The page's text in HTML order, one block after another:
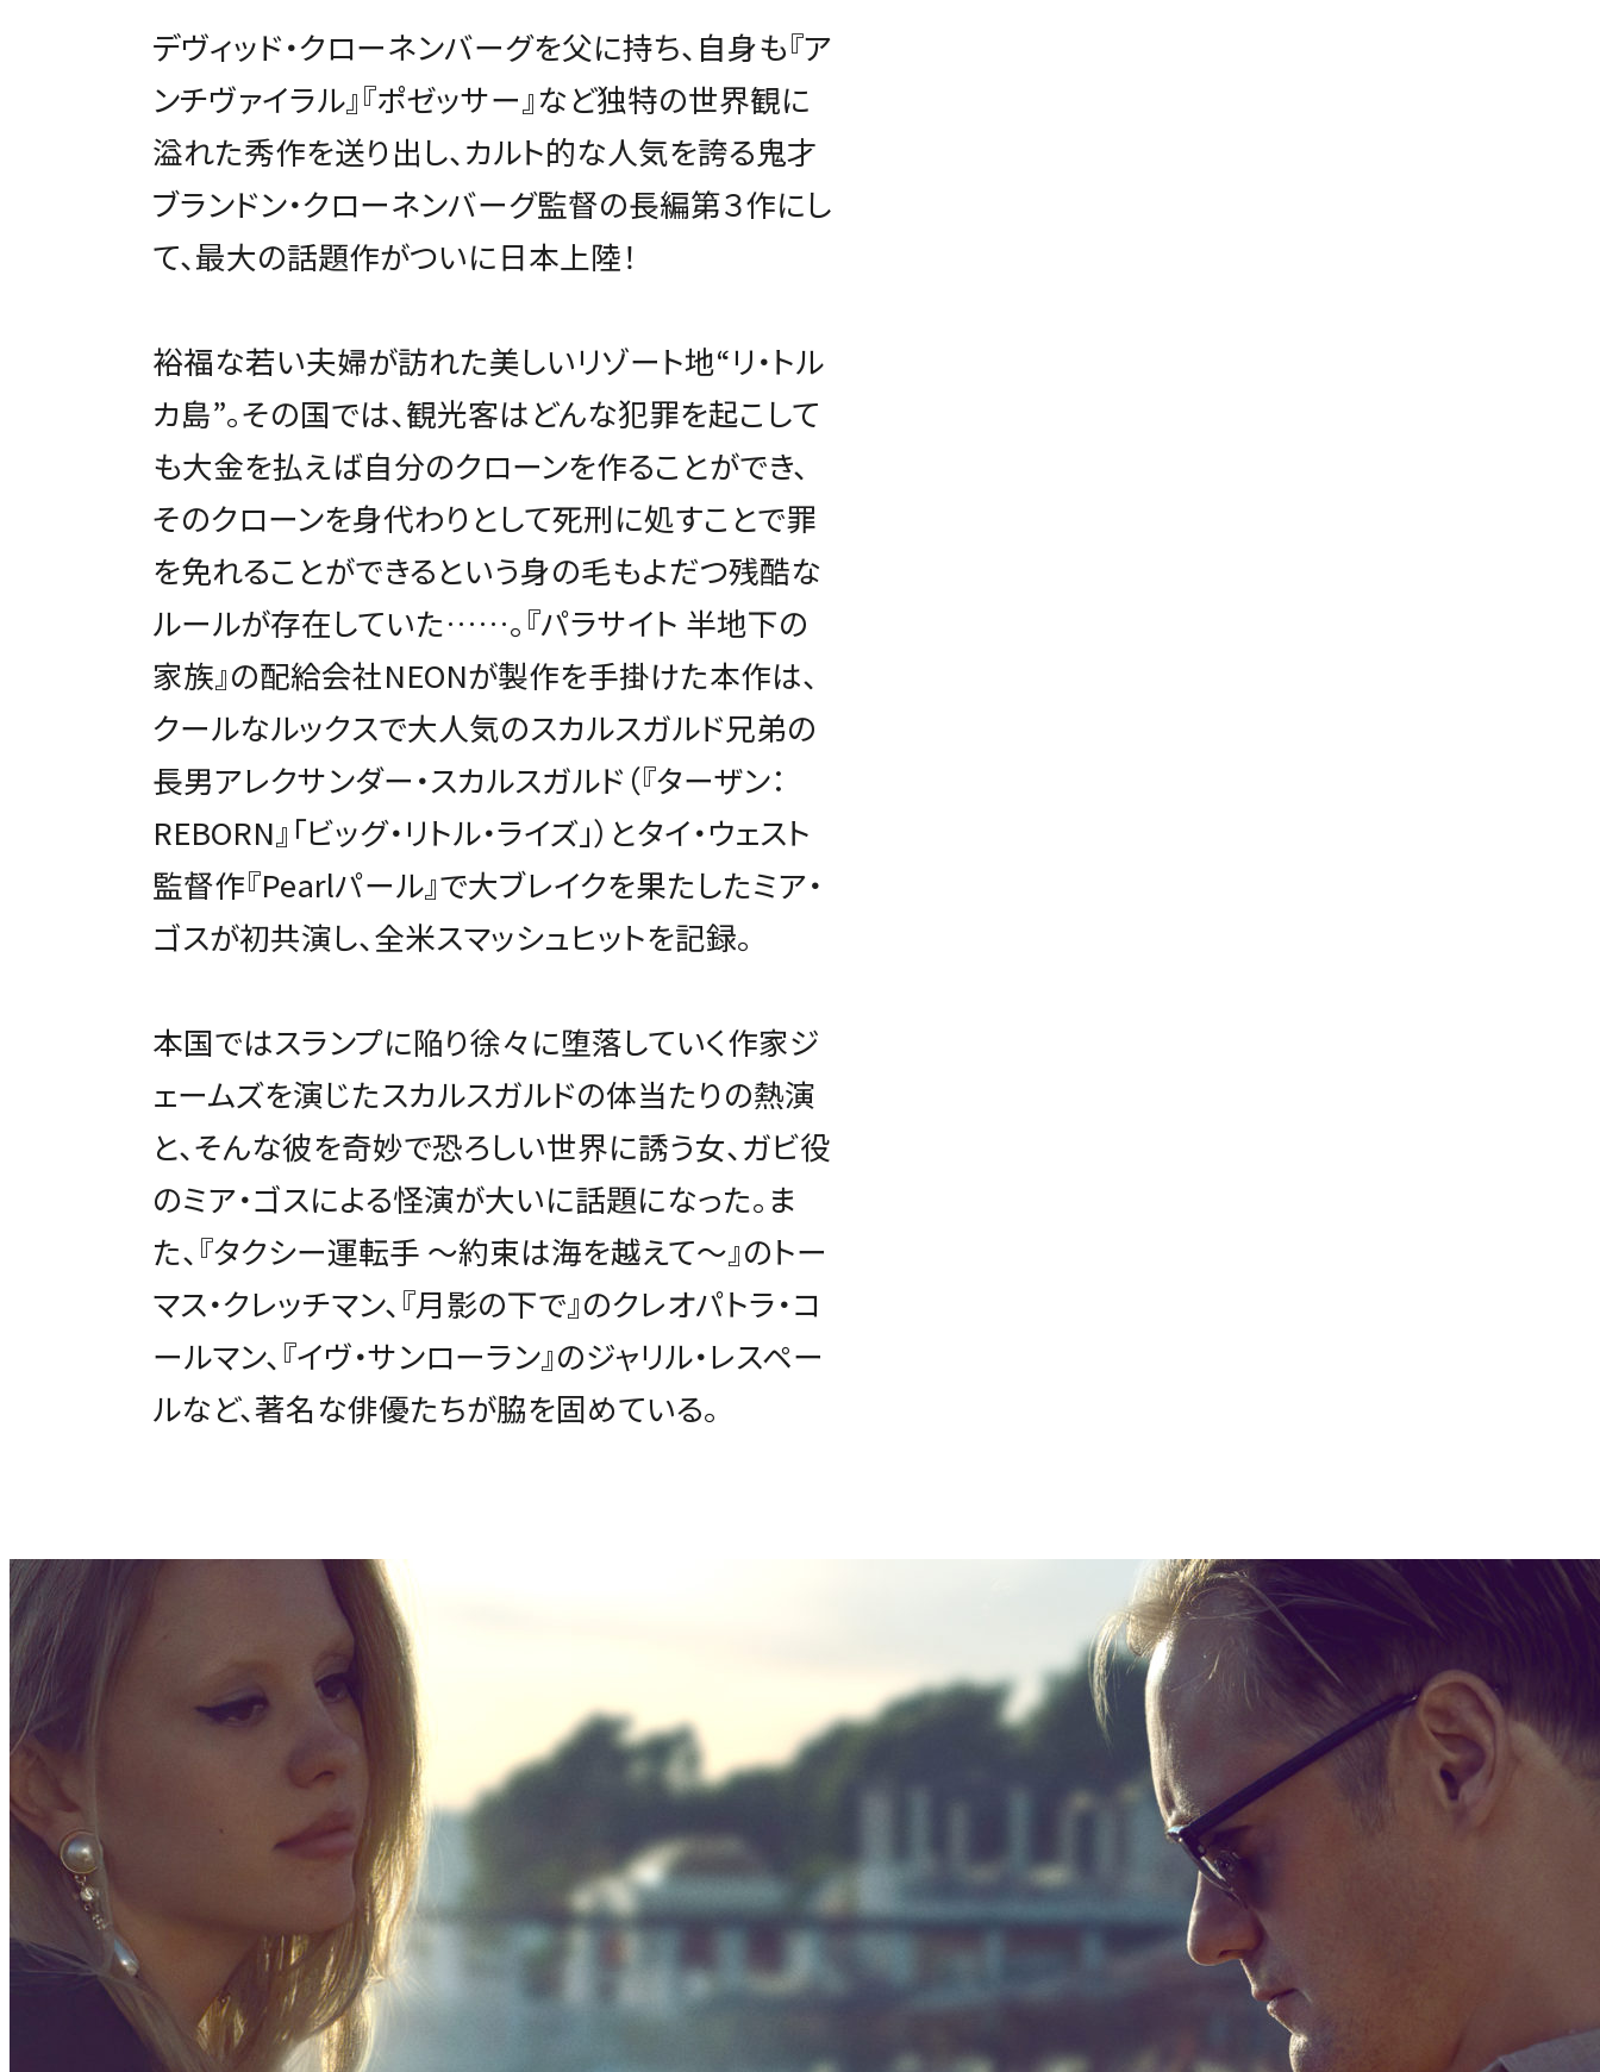
デヴィッド・クローネンバーグを父に持ち、自身も『ア
ンチヴァイラル』『ポゼッサー』など独特の世界観に
溢れた秀作を送り出し、カルト的な人気を誇る鬼才
ブランドン・クローネンバーグ監督の長編第３作にし
て、最大の話題作がついに日本上陸！
裕福な若い夫婦が訪れた美しいリゾート地“リ・トル
カ島”。その国では、観光客はどんな犯罪を起こして
も大金を払えば自分のクローンを作ることができ、
そのクローンを身代わりとして死刑に処すことで罪
を免れることができるという身の毛もよだつ残酷な
ルールが存在していた……。『パラサイト 半地下の
家族』の配給会社NEONが製作を手掛けた本作は、
クールなルックスで大人気のスカルスガルド兄弟の
長男アレクサンダー・スカルスガルド（『ターザン：
REBORN』「ビッグ・リトル・ライズ」）とタイ・ウェスト
監督作『Pearlパール』で大ブレイクを果たしたミア・
ゴスが初共演し、全米スマッシュヒットを記録。
本国ではスランプに陥り徐々に堕落していく作家ジ
ェームズを演じたスカルスガルドの体当たりの熱演
と、そんな彼を奇妙で恐ろしい世界に誘う女、ガビ役
のミア・ゴスによる怪演が大いに話題になった。ま
た、『タクシー運転手 ～約束は海を越えて～』のトー
マス・クレッチマン、『月影の下で』のクレオパトラ・コ
ールマン、『イヴ・サンローラン』のジャリル・レスペー
ルなど、著名な俳優たちが脇を固めている。